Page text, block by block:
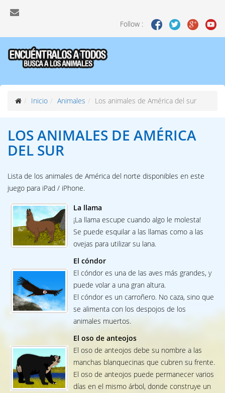
Follow :
Inicio Animales Los animales de América del sur
LOS ANIMALES DE AMÉRICA
DEL SUR
Lista de los animales de América del norte disponibles en este
juego para iPad / iPhone.
La llama
¡La llama escupe cuando algo le molesta!
Se puede esquilar a las llamas como a las
ovejas para utilizar su lana.
El cóndor
El cóndor es una de las aves más grandes, y
puede volar a una gran altura.
El cóndor es un carroñero. No caza, sino que
se alimenta con los despojos de los
animales muertos.
El oso de anteojos
El oso de anteojos debe su nombre a las
manchas blanquecinas que cubren su frente.
El oso de anteojos puede permanecer varios
días en el mismo árbol, donde construye un